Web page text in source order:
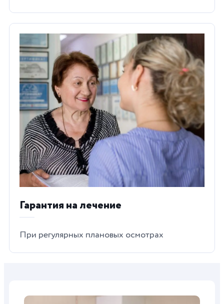
Гарантия на лечение
При регулярных плановых осмотрах